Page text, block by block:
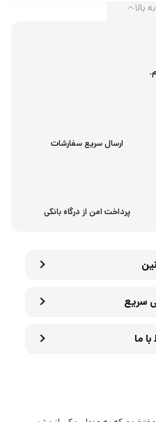
بالا
ارسال سریع سفارشات
پرداخت امن از درگاه بانکی
سریع
با ما